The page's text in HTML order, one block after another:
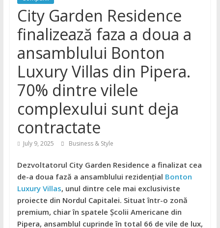
City Garden Residence
finalizează faza a doua a
ansamblului Bonton
Luxury Villas din Pipera.
70% dintre vilele
complexului sunt deja
contractate
July 9, 2025 Business & Style
Dezvoltatorul City Garden Residence a finalizat cea
de-a doua fază a ansamblului rezidențial Bonton
Luxury Villas, unul dintre cele mai exclusiviste
proiecte din Nordul Capitalei. Situat într-o zonă
premium, chiar în spatele Școlii Americane din
Pipera, ansamblul cuprinde în total 66 de vile de lux,